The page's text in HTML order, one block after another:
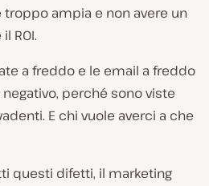
ampia e non avere un
ROI.
a freddo e le email a freddo
perché sono viste
E chi vuole averci a che
questi difetti, il marketing